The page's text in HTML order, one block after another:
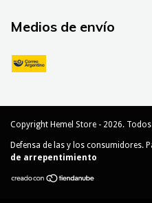
Medios de envío
Copyright Hemel Store - 2026.
Defensa de las y los consumidores.
de arrepentimiento